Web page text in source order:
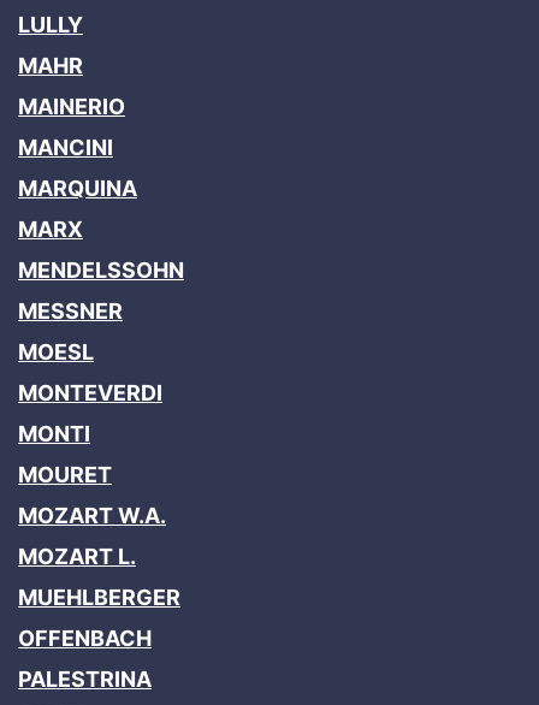
LULLY
MAHR
MAINERIO
MANCINI
MARQUINA
MARX
MENDELSSOHN
MESSNER
MOESL
MONTEVERDI
MONTI
MOURET
MOZART W.A.
MOZART L.
MUEHLBERGER
OFFENBACH
PALESTRINA